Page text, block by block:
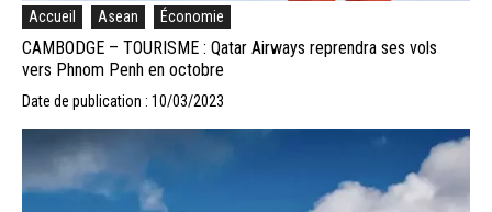
Accueil Asean Économie
CAMBODGE – TOURISME : Qatar Airways reprendra ses vols
vers Phnom Penh en octobre
Date de publication : 10/03/2023